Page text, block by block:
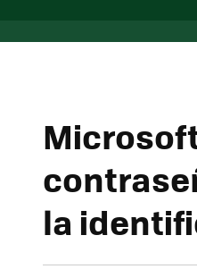
la